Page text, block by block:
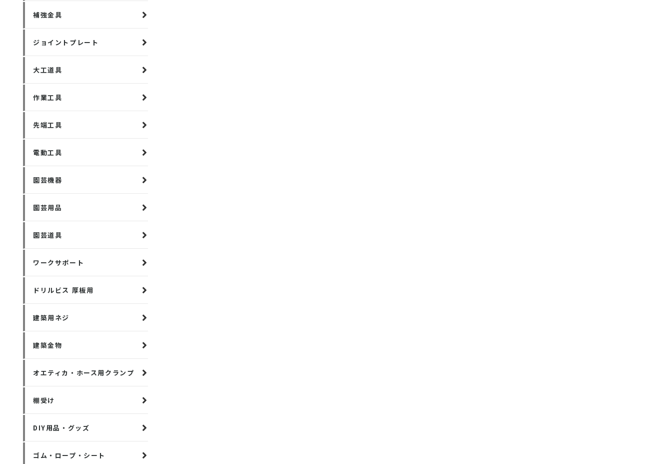
補強金具
ジョイントプレート
大工道具
作業工具
先端工具
電動工具
園芸機器
園芸用品
園芸道具
ワークサポート
ドリルビス 厚板用
建築用ネジ
建築金物
オエティカ・ホース用クランプ
棚受け
DIY用品・グッズ
ゴム・ロープ・シート